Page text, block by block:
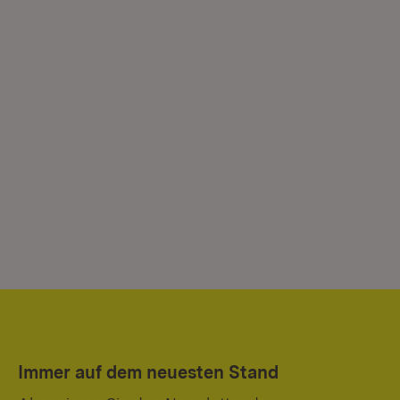
Immer auf dem neuesten Stand